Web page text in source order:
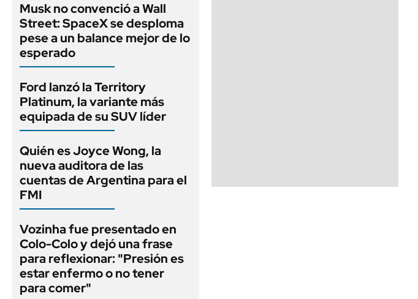
Musk no convenció a Wall
Street: SpaceX se desploma
pese a un balance mejor de lo
esperado
Ford lanzó la Territory
Platinum, la variante más
equipada de su SUV líder
Quién es Joyce Wong, la
nueva auditora de las
cuentas de Argentina para el
FMI
Vozinha fue presentado en
Colo-Colo y dejó una frase
para reflexionar: "Presión es
estar enfermo o no tener
para comer"